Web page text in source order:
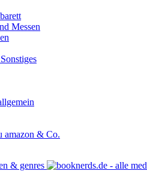
Messen
amazon & Co.